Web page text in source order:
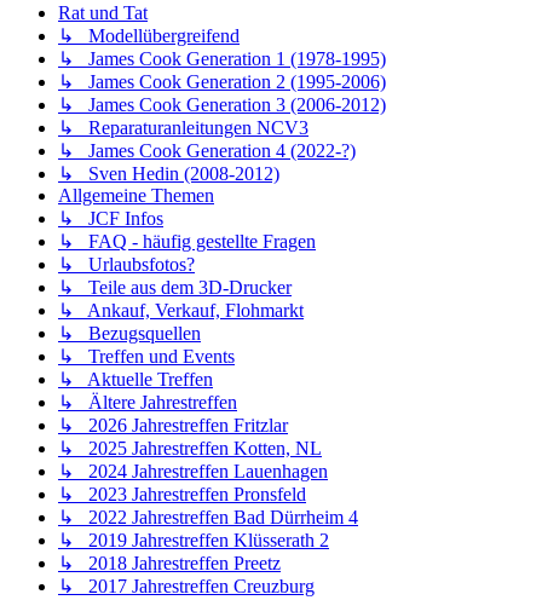
Rat und Tat
↳ Modellübergreifend
↳ James Cook Generation 1 (1978-1995)
↳ James Cook Generation 2 (1995-2006)
↳ James Cook Generation 3 (2006-2012)
↳ Reparaturanleitungen NCV3
↳ James Cook Generation 4 (2022-?)
↳ Sven Hedin (2008-2012)
Allgemeine Themen
↳ JCF Infos
↳ FAQ - häufig gestellte Fragen
↳ Urlaubsfotos?
↳ Teile aus dem 3D-Drucker
↳ Ankauf, Verkauf, Flohmarkt
↳ Bezugsquellen
↳ Treffen und Events
↳ Aktuelle Treffen
↳ Ältere Jahrestreffen
↳ 2026 Jahrestreffen Fritzlar
↳ 2025 Jahrestreffen Kotten, NL
↳ 2024 Jahrestreffen Lauenhagen
↳ 2023 Jahrestreffen Pronsfeld
↳ 2022 Jahrestreffen Bad Dürrheim 4
↳ 2019 Jahrestreffen Klüsserath 2
↳ 2018 Jahrestreffen Preetz
↳ 2017 Jahrestreffen Creuzburg